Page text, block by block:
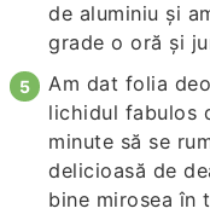
de aluminiu şi
grade o oră şi
Am dat folia
lichidul fabulos
minute să se
delicioasă de
bine mirosea în